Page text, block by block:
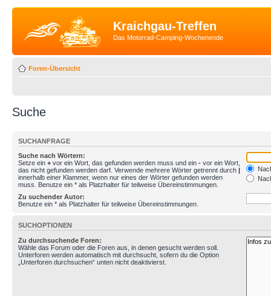
Kraichgau-Treffen
Das Motorrad-Camping-Wochenende
Foren-Übersicht
Suche
SUCHANFRAGE
Suche nach Wörtern:
Setze ein + vor ein Wort, das gefunden werden muss und ein - vor ein Wort,
das nicht gefunden werden darf. Verwende mehrere Wörter getrennt durch |
innerhalb einer Klammer, wenn nur eines der Wörter gefunden werden
muss. Benutze ein * als Platzhalter für teilweise Übereinstimmungen.
Zu suchender Autor:
Benutze ein * als Platzhalter für teilweise Übereinstimmungen.
SUCHOPTIONEN
Zu durchsuchende Foren:
Wähle das Forum oder die Foren aus, in denen gesucht werden soll.
Unterforen werden automatisch mit durchsucht, sofern du die Option
„Unterforen durchsuchen“ unten nicht deaktivierst.